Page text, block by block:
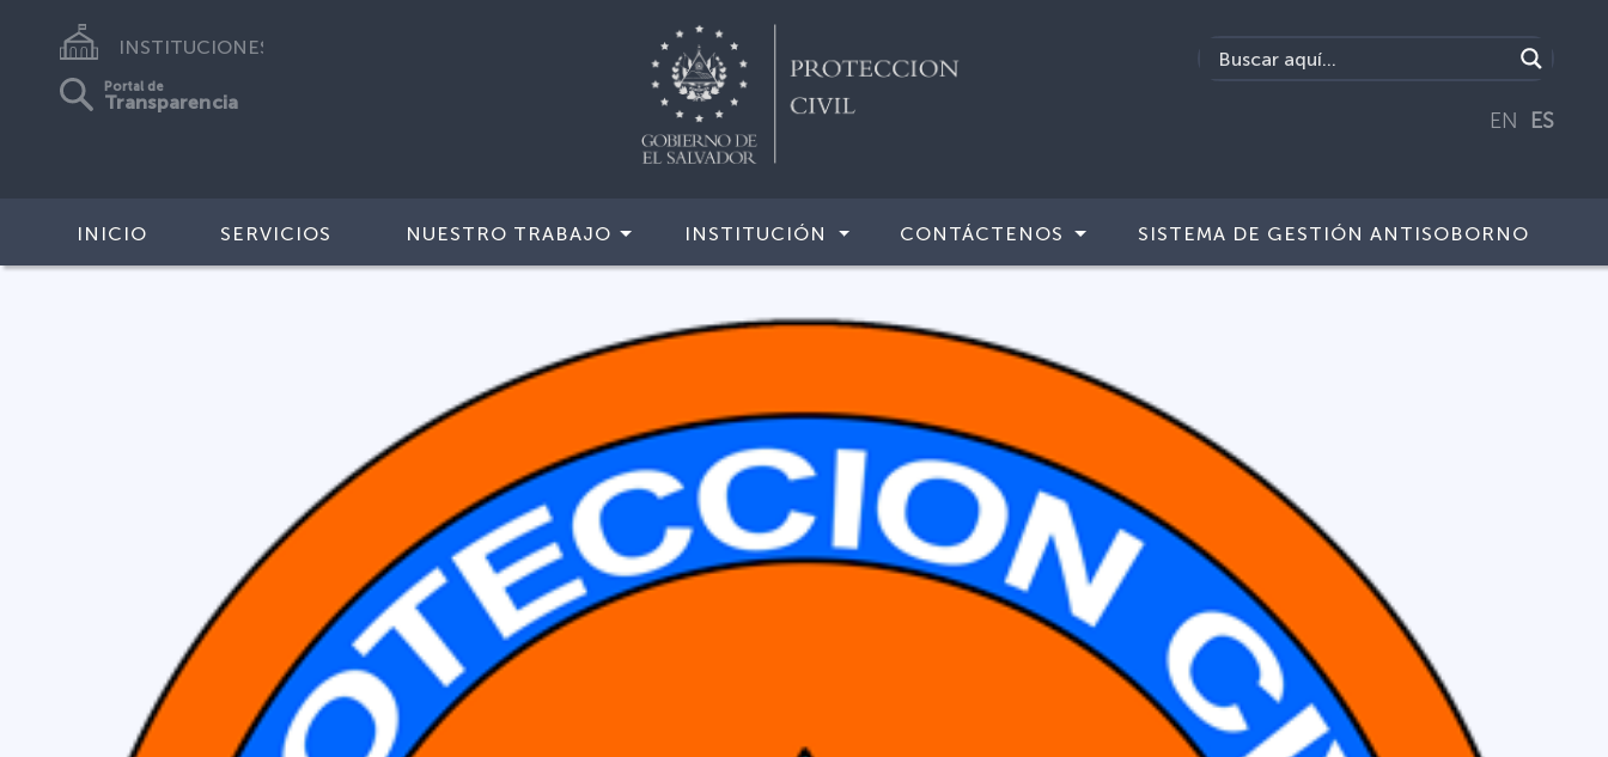
INSTITUCIONES
Portal de
Transparencia
EN ES
INICIO SERVICIOS NUESTRO TRABAJO INSTITUCIÓN CONTÁCTENOS SISTEMA DE GESTIÓN ANTISOBORNO